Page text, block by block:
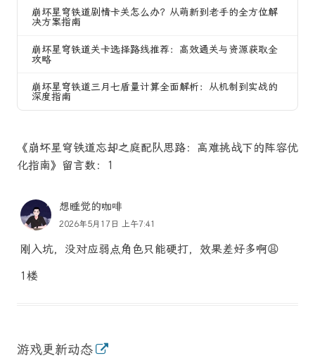
崩坏星穹铁道剧情卡关怎么办？从萌新到老手的全方位解
决方案指南
崩坏星穹铁道关卡选择路线推荐：高效通关与资源获取全
攻略
崩坏星穹铁道三月七盾量计算全面解析：从机制到实战的
深度指南
《崩坏星穹铁道忘却之庭配队思路：高难挑战下的阵容优
化指南》留言数：1
想睡觉的咖啡
2026年5月17日 上午7:41
刚入坑，没对应弱点角色只能硬打，效果差好多啊😩
1楼
游戏更新动态